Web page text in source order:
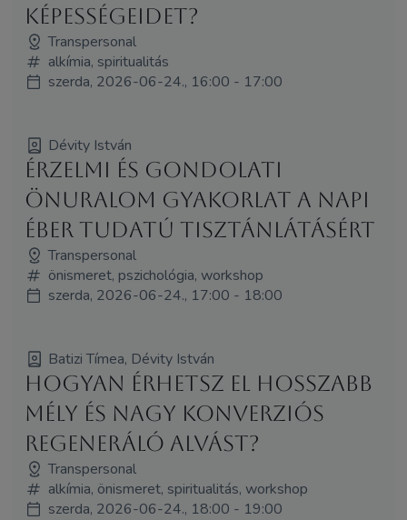
képességeidet?
Transpersonal
alkímia, spiritualitás
szerda, 2026-06-24., 16:00 - 17:00
Dévity István
Érzelmi és gondolati
önuralom gyakorlat a napi
éber tudatú tisztánlátásért
Transpersonal
önismeret, pszichológia, workshop
szerda, 2026-06-24., 17:00 - 18:00
Batizi Tímea, Dévity István
Hogyan érhetsz el hosszabb
mély és nagy konverziós
regeneráló alvást?
Transpersonal
alkímia, önismeret, spiritualitás, workshop
szerda, 2026-06-24., 18:00 - 19:00